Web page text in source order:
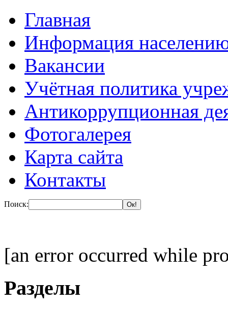
Главная
Информация
Вакансии
Учётная политика
Антикоррупционная
Фотогалерея
Карта сайта
Контакты
Поиск:
[an error occurred while
Разделы